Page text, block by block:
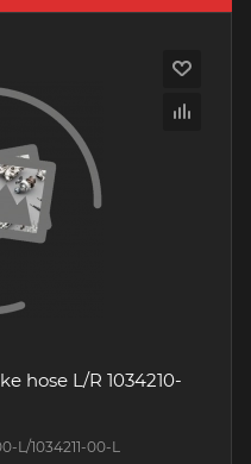
hose L/R 1034210-
L/1034211-00-L